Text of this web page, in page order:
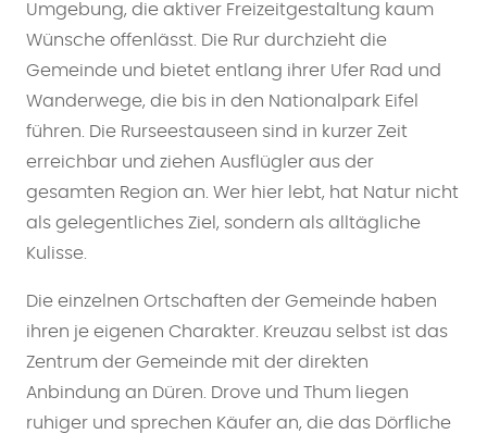
Umgebung, die aktiver Freizeitgestaltung kaum
Wünsche offenlässt. Die Rur durchzieht die
Gemeinde und bietet entlang ihrer Ufer Rad und
Wanderwege, die bis in den Nationalpark Eifel
führen. Die Rurseestauseen sind in kurzer Zeit
erreichbar und ziehen Ausflügler aus der
gesamten Region an. Wer hier lebt, hat Natur nicht
als gelegentliches Ziel, sondern als alltägliche
Kulisse.
Die einzelnen Ortschaften der Gemeinde haben
ihren je eigenen Charakter. Kreuzau selbst ist das
Zentrum der Gemeinde mit der direkten
Anbindung an Düren. Drove und Thum liegen
ruhiger und sprechen Käufer an, die das Dörfliche